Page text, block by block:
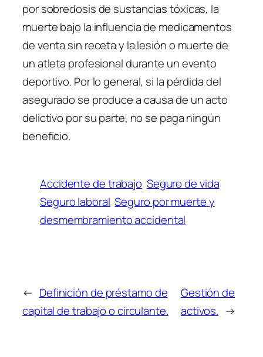
por sobredosis de sustancias tóxicas, la
muerte bajo la influencia de medicamentos
de venta sin receta y la lesión o muerte de
un atleta profesional durante un evento
deportivo. Por lo general, si la pérdida del
asegurado se produce a causa de un acto
delictivo por su parte, no se paga ningún
beneficio.
Accidente de trabajo Seguro de vida
Seguro laboral Seguro por muerte y
desmembramiento accidental
← Definición de préstamo de
capital de trabajo o circulante.
Gestión de
activos. →